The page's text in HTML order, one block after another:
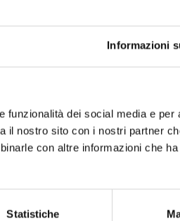
Informazioni
funzionalità dei social media e per
il nostro sito con i nostri partner
con altre informazioni che
Statistiche